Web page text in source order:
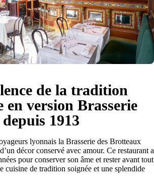
de la tradition
en version Brasserie
depuis 1913
lyonnais la Brasserie des Brotteaux
décor conservé avec amour. Ce restaurant a
pour conserver son âme et rester avant tout
cuisine de tradition soignée et une splendide